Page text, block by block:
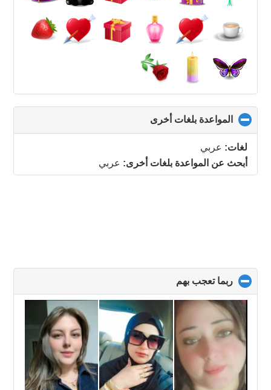
المواعدة بلغات أخرى
to
contents
لغات: عربي
أبحث عن المواعدة بلغات أخرى: عربي
ربما تعجب بهم
to
contents